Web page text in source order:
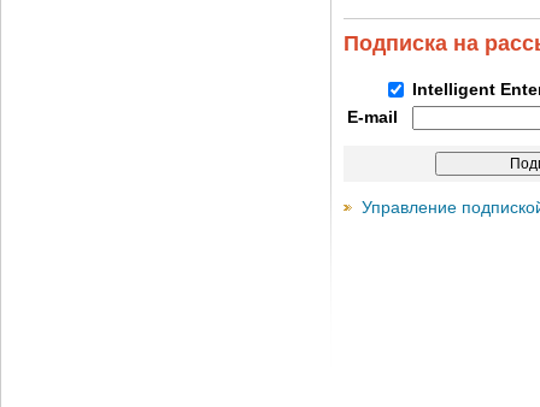
Подписка на
Intelligent
E-mail
Управление